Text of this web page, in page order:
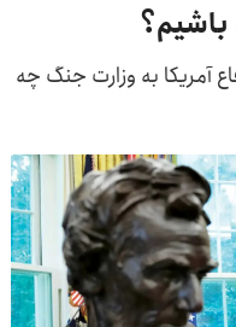
آمریکا به وزارت جنگ چه